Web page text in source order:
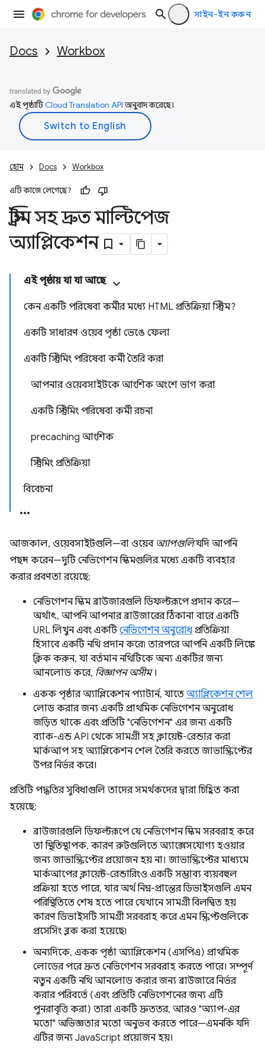
সাইন-ইন করুন
Docs Workbox
এই পৃষ্ঠাটিCloud Translation APIঅনুবাদ করেছে।
হোম Docs Workbox
এটি কাজে লেগেছে?
স্ট্রিম সহ দ্রুত মাল্টিপেজ
অ্যাপ্লিকেশন
এই পৃষ্ঠায় যা যা আছে
কেন একটি পরিষেবা কর্মীর মধ্যে HTML প্রতিক্রিয়া স্ট্রিম?
একটি সাধারণ ওয়েব পৃষ্ঠা ভেঙে ফেলা
একটি স্ট্রিমিং পরিষেবা কর্মী তৈরি করা
আপনার ওয়েবসাইটকে আংশিক অংশে ভাগ করা
একটি স্ট্রিমিং পরিষেবা কর্মী রচনা
precaching আংশিক
স্ট্রিমিং প্রতিক্রিয়া
বিবেচনা
আজকাল, ওয়েবসাইটগুলি—বা ওয়েব অ্যাপগুলিযদি আপনি
পছন্দ করেন—দুটি নেভিগেশন স্কিমগুলির মধ্যে একটি ব্যবহার
করার প্রবণতা রয়েছে:
নেভিগেশন স্কিম ব্রাউজারগুলি ডিফল্টরূপে প্রদান করে—
অর্থাৎ, আপনি আপনার ব্রাউজারের ঠিকানা বারে একটি
URL লিখুন এবং একটিনেভিগেশন অনুরোধপ্রতিক্রিয়া
হিসাবে একটি নথি প্রদান করে৷ তারপরে আপনি একটি লিঙ্কে
ক্লিক করুন, যা বর্তমান নথিটিকে অন্য একটির জন্য
আনলোড করে, বিজ্ঞাপন অসীম।
একক পৃষ্ঠার অ্যাপ্লিকেশন প্যাটার্ন, যাতে অ্যাপ্লিকেশন শেল
লোড করার জন্য একটি প্রাথমিক নেভিগেশন অনুরোধ
জড়িত থাকে এবং প্রতিটি "নেভিগেশন" এর জন্য একটি
ব্যাক-এন্ড API থেকে সামগ্রী সহ ক্লায়েন্ট-রেন্ডার করা
মার্কআপ সহ অ্যাপ্লিকেশন শেল তৈরি করতে জাভাস্ক্রিপ্টের
উপর নির্ভর করে।
প্রতিটি পদ্ধতির সুবিধাগুলি তাদের সমর্থকদের দ্বারা চিহ্নিত করা
হয়েছে:
ব্রাউজারগুলি ডিফল্টরূপে যে নেভিগেশন স্কিম সরবরাহ করে
তা স্থিতিস্থাপক, কারণ রুটগুলিতে অ্যাক্সেসযোগ্য হওয়ার
জন্য জাভাস্ক্রিপ্টের প্রয়োজন হয় না। জাভাস্ক্রিপ্টের মাধ্যমে
মার্কআপের ক্লায়েন্ট-রেন্ডারিংও একটি সম্ভাব্য ব্যয়বহুল
প্রক্রিয়া হতে পারে, যার অর্থ নিম্ন-প্রান্তের ডিভাইসগুলি এমন
পরিস্থিতিতে শেষ হতে পারে যেখানে সামগ্রী বিলম্বিত হয়
কারণ ডিভাইসটি সামগ্রী সরবরাহ করে এমন স্ক্রিপ্টগুলিকে
প্রসেসিং ব্লক করা হয়েছে৷
অন্যদিকে, একক পৃষ্ঠা অ্যাপ্লিকেশন (এসপিএ) প্রাথমিক
লোডের পরে দ্রুত নেভিগেশন সরবরাহ করতে পারে। সম্পূর্ণ
নতুন একটি নথি আনলোড করার জন্য ব্রাউজারে নির্ভর
করার পরিবর্তে (এবং প্রতিটি নেভিগেশনের জন্য এটি
পুনরাবৃত্তি করা) তারা একটি দ্রুততর, আরও "অ্যাপ-এর
মতো" অভিজ্ঞতার মতো অনুভব করতে পারে—এমনকি যদি
এটির জন্য JavaScript প্রয়োজন হয়।